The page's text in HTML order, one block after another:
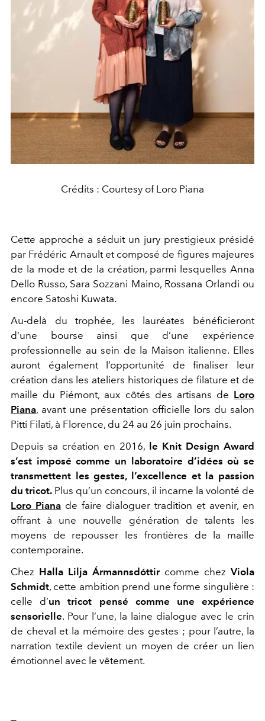
Crédits : Courtesy of Loro Piana
Cette approche a séduit un jury prestigieux présidé
par Frédéric Arnault et composé de figures majeures
de la mode et de la création, parmi lesquelles Anna
Dello Russo, Sara Sozzani Maino, Rossana Orlandi ou
encore Satoshi Kuwata.
Au-delà du trophée, les lauréates bénéficieront
d’une bourse ainsi que d’une expérience
professionnelle au sein de la Maison italienne. Elles
auront également l’opportunité de finaliser leur
création dans les ateliers historiques de filature et de
maille du Piémont, aux côtés des artisans de Loro
Piana, avant une présentation officielle lors du salon
Pitti Filati, à Florence, du 24 au 26 juin prochains.
Depuis sa création en 2016, le Knit Design Award
s’est imposé comme un laboratoire d’idées où se
transmettent les gestes, l’excellence et la passion
du tricot. Plus qu’un concours, il incarne la volonté de
Loro Piana de faire dialoguer tradition et avenir, en
offrant à une nouvelle génération de talents les
moyens de repousser les frontières de la maille
contemporaine.
Chez Halla Lilja Ármannsdóttircomme chez Viola
Schmidt, cette ambition prend une forme singulière :
celle d’un tricot pensé comme une expérience
sensorielle. Pour l’une, la laine dialogue avec le crin
de cheval et la mémoire des gestes ; pour l’autre, la
narration textile devient un moyen de créer un lien
émotionnel avec le vêtement.